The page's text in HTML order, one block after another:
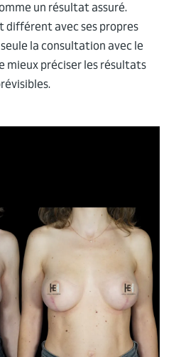
un résultat assuré.
différent avec ses propres
la consultation avec le
mieux préciser les résultats